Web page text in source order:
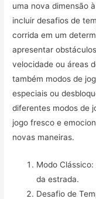
uma nova dimensão
incluir desafios de
corrida em um
apresentar
velocidade ou áreas
também modos de
especiais ou
diferentes modos de
jogo fresco e
novas maneiras.
Modo
da estrada.
Desafio de